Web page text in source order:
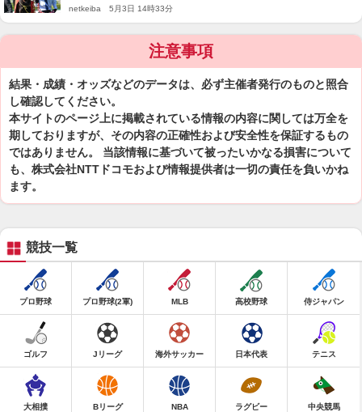
netkeiba 5月3日 14時33分
注意事項
結果・成績・オッズなどのデータは、必ず主催者発行のものと照合
し確認してください。
本サイトのページ上に掲載されている情報の内容に関しては万全を
期しておりますが、その内容の正確性および安全性を保証するもの
ではありません。 当該情報に基づいて被ったいかなる損害について
も、株式会社NTTドコモおよび情報提供者は一切の責任を負いかね
ます。
競技一覧
プロ野球 プロ野球(2軍) MLB 高校野球 侍ジャパン
ゴルフ Jリーグ 海外サッカー 日本代表 テニス
大相撲 Bリーグ NBA ラグビー 中央競馬